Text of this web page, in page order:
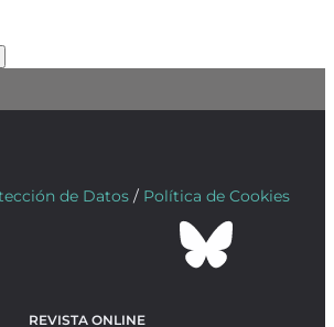
de Datos / Política de Cookies
REVISTA ONLINE